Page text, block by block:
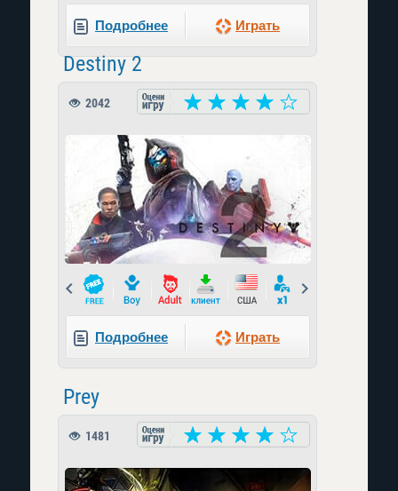
Подробнее Играть
Destiny 2
2042
Prev
Подробнее Играть
Prey
1481